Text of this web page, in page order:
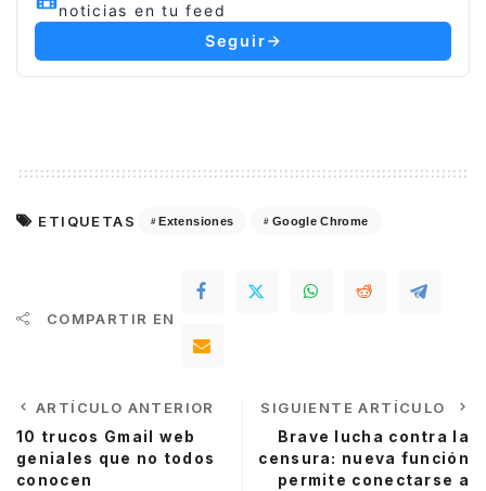
noticias en tu feed
Seguir
ETIQUETAS Extensiones Google Chrome
COMPARTIR EN
ARTÍCULO ANTERIOR
10 trucos Gmail web
geniales que no todos
conocen
SIGUIENTE ARTÍCULO
Brave lucha contra la
censura: nueva función
permite conectarse a